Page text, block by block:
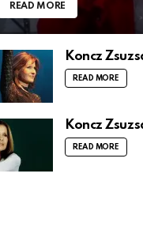
READ MORE
Koncz
READ MORE
Koncz
READ MORE